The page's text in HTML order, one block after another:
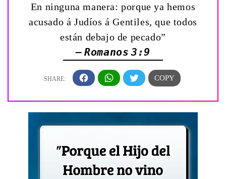
En ninguna manera: porque ya hemos
acusado á Judíos á Gentiles, que todos
están debajo de pecado”
— Romanos 3:9